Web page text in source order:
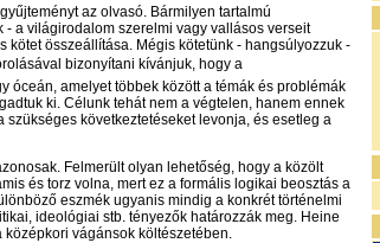
az olvasó. Bármilyen tartalmú
a világirodalom szerelmi vagy vallásos verseit
összeállítása. Mégis kötetünk - hangsúlyozzuk -
bizonyítani kívánjuk, hogy a
óceán, amelyet többek között a témák és problémák
ki. Célunk tehát nem a végtelen, hanem ennek
következtetéseket levonja, és esetleg a
Felmerült olyan lehetőség, hogy a közölt
és torz volna, mert ez a formális logikai beosztás a
eszmék ugyanis mindig a konkrét történelmi
ideológiai stb. tényezők határozzák meg. Heine
vágánsok költészetében.